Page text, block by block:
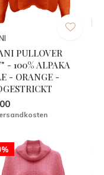
PULLOVER
- 100% ALPAKA
- ORANGE -